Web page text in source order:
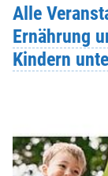
Alle
Ernährung
Kindern